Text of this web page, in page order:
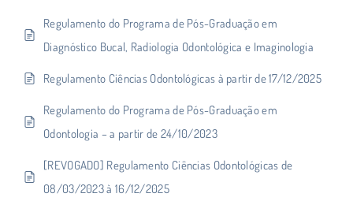
Regulamento do Programa de Pós-Graduação em
Diagnóstico Bucal, Radiologia Odontológica e Imaginologia
Regulamento Ciências Odontológicas à partir de 17/12/2025
Regulamento do Programa de Pós-Graduação em
Odontologia – a partir de 24/10/2023
[REVOGADO] Regulamento Ciências Odontológicas de
08/03/2023 à 16/12/2025